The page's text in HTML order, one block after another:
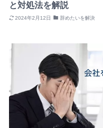
と対処法を解説
2024年2月12日 辞めたいを解決